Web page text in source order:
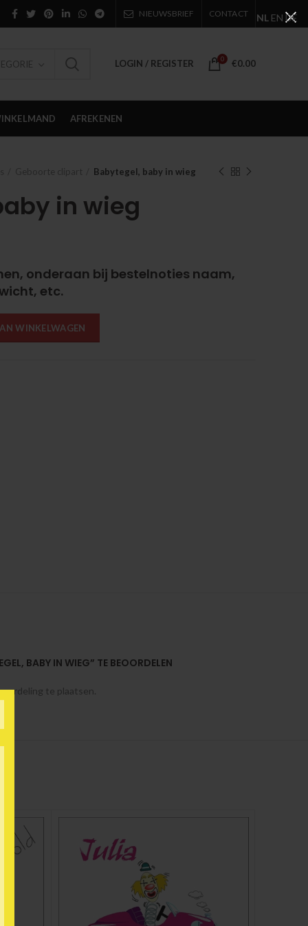
NIEUWSBRIEF CONTACT
LOGIN / REGISTER 0 €0.00
AFREKENEN
Babytegel, baby in wieg
in wieg
onderaan bij bestelnoties naam,
etc.
WINKELWAGEN
BABY IN WIEG” TE BEOORDELEN
te plaatsen.
NL EN DE